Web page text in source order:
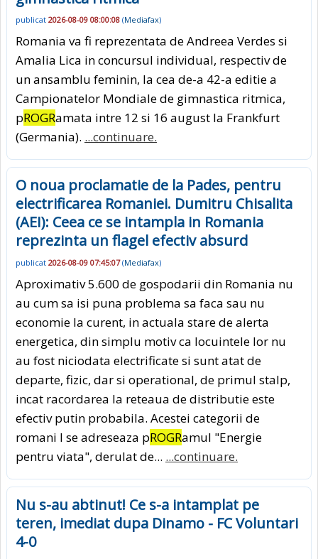
publicat 2026-08-09 08:00:08 (Mediafax)
Romania va fi reprezentata de Andreea Verdes si
Amalia Lica in concursul individual, respectiv de
un ansamblu feminin, la cea de-a 42-a editie a
Campionatelor Mondiale de gimnastica ritmica,
pROGRamata intre 12 si 16 august la Frankfurt
(Germania). ...continuare.
O noua proclamatie de la Pades, pentru
electrificarea Romaniei. Dumitru Chisalita
(AEI): Ceea ce se intampla in Romania
reprezinta un flagel efectiv absurd
publicat 2026-08-09 07:45:07(Mediafax)
Aproximativ 5.600 de gospodarii din Romania nu
au cum sa isi puna problema sa faca sau nu
economie la curent, in actuala stare de alerta
energetica, din simplu motiv ca locuintele lor nu
au fost niciodata electrificate si sunt atat de
departe, fizic, dar si operational, de primul stalp,
incat racordarea la reteaua de distributie este
efectiv putin probabila. Acestei categorii de
romani I se adreseaza pROGRamul "Energie
pentru viata", derulat de... ...continuare.
Nu s-au abtinut! Ce s-a intamplat pe
teren, imediat dupa Dinamo - FC Voluntari
4-0